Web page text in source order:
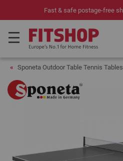
Sponeta Outdoor Table Tennis Tables